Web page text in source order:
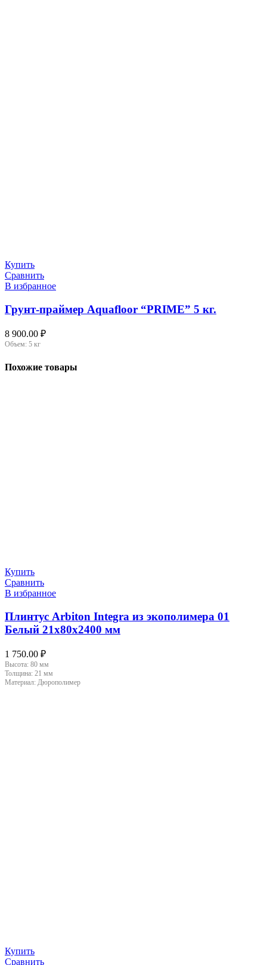
Купить
Сравнить
В избранное
Грунт-праймер Aquafloor “PRIME” 5 кг.
8 900.00 ₽
Объем: 5 кг
Похожие товары
Купить
Сравнить
В избранное
Плинтус Arbiton Integra из экополимера 01
Белый 21х80х2400 мм
1 750.00 ₽
Высота: 80 мм
Толщина: 21 мм
Материал: Дюрополимер
Купить
Сравнить